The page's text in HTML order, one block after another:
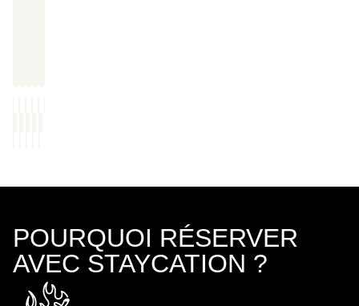
POURQUOI RÉSERVER
AVEC STAYCATION ?